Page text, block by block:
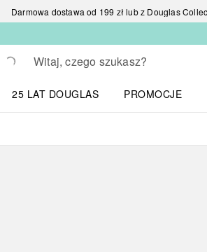
Darmowa dostawa od 199 zł lub z Douglas
Wracać
Wykonaj wyszukiwanie
25 LAT DOUGLAS
PROMOCJE